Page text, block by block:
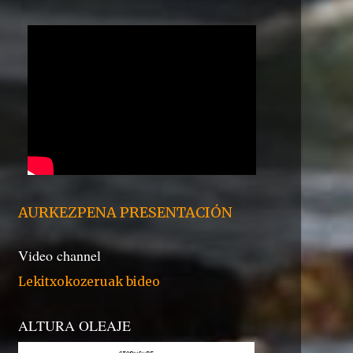
AURKEZPENA PRESENTACIÓN
Video channel
Lekitxokozeruak bideo
ALTURA OLEAJE